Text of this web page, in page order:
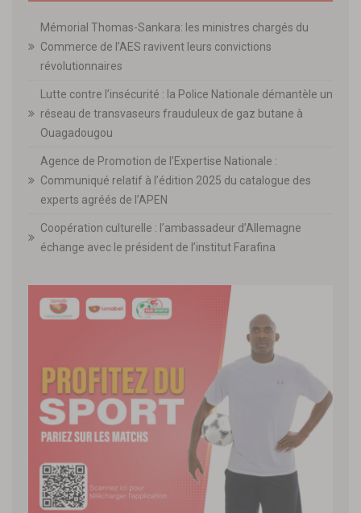
Mémorial Thomas-Sankara: les ministres chargés du
Commerce de l’AES ravivent leurs convictions
révolutionnaires
Lutte contre l’insécurité : la Police Nationale démantèle un
réseau de transvaseurs frauduleux de gaz butane à
Ouagadougou
Agence de Promotion de l’Expertise Nationale :
Communiqué relatif à l’édition 2025 du catalogue des
experts agréés de l’APEN
Coopération culturelle : l’ambassadeur d’Allemagne
échange avec le président de l’institut Farafina